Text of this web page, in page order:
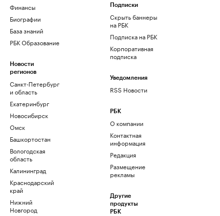
Финансы
Биографии
База знаний
РБК Образование
Новости
регионов
Санкт-Петербург
и область
Екатеринбург
Новосибирск
Омск
Башкортостан
Вологодская
область
Калининград
Краснодарский
край
Нижний
Новгород
Подписки
Скрыть баннеры
на РБК
Подписка на РБК
Корпоративная
подписка
Уведомления
RSS Новости
РБК
О компании
Контактная
информация
Редакция
Размещение
рекламы
Другие
продукты
РБК